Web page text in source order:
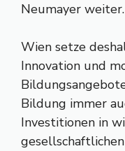
Neumayer weiter.
Wien setze
Innovation und
Bildung immer
Investitionen in
gesellschaftlichen